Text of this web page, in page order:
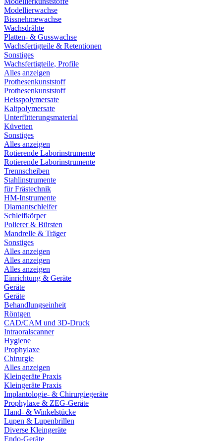
Modellierwachse
Bissnehmewachse
Wachsdrähte
Platten- & Gusswachse
Wachsfertigteile & Retentionen
Sonstiges
Wachsfertigteile, Profile
Alles anzeigen
Prothesenkunststoff
Prothesenkunststoff
Heisspolymersate
Kaltpolymersate
Unterfütterungsmaterial
Küvetten
Sonstiges
Alles anzeigen
Rotierende Laborinstrumente
Rotierende Laborinstrumente
Trennscheiben
Stahlinstrumente
für Frästechnik
HM-Instrumente
Diamantschleifer
Schleifkörper
Polierer & Bürsten
Mandrelle & Träger
Sonstiges
Alles anzeigen
Alles anzeigen
Alles anzeigen
Einrichtung & Geräte
Geräte
Geräte
Behandlungseinheit
Röntgen
CAD/CAM und 3D-Druck
Intraoralscanner
Hygiene
Prophylaxe
Chirurgie
Alles anzeigen
Kleingeräte Praxis
Kleingeräte Praxis
Implantologie- & Chirurgiegeräte
Prophylaxe & ZEG-Geräte
Hand- & Winkelstücke
Lupen & Lupenbrillen
Diverse Kleingeräte
Endo-Geräte